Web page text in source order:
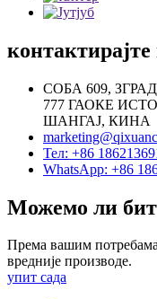
контактирајте
СОБА 609,
777 ГАОКЕ
ШАНГАЈ, КИНА
Тел: +86
WhatsApp: +86
Можемо ли
Према вашим
вредније производе.
упит сада